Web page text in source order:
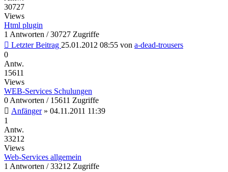
30727
Views
Html plugin
1 Antworten / 30727 Zugriffe
Letzter Beitrag 25.01.2012 08:55 von a-dead-trousers
0
Antw.
15611
Views
WEB-Services Schulungen
0 Antworten / 15611 Zugriffe
Anfänger» 04.11.2011 11:39
1
Antw.
33212
Views
Web-Services allgemein
1 Antworten / 33212 Zugriffe